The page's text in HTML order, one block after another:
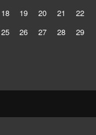
18 19 20 21
22
25 26 27 28
29